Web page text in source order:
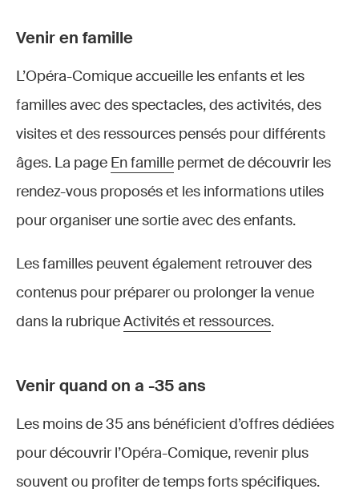
Venir en famille
L’Opéra-Comique accueille les enfants et les
familles avec des spectacles, des activités, des
visites et des ressources pensés pour différents
âges. La page En famille permet de découvrir les
rendez-vous proposés et les informations utiles
pour organiser une sortie avec des enfants.
Les familles peuvent également retrouver des
contenus pour préparer ou prolonger la venue
dans la rubriqueActivités et ressources.
Venir quand on a -35 ans
Les moins de 35 ans bénéficient d’offres dédiées
pour découvrir l’Opéra-Comique, revenir plus
souvent ou profiter de temps forts spécifiques.